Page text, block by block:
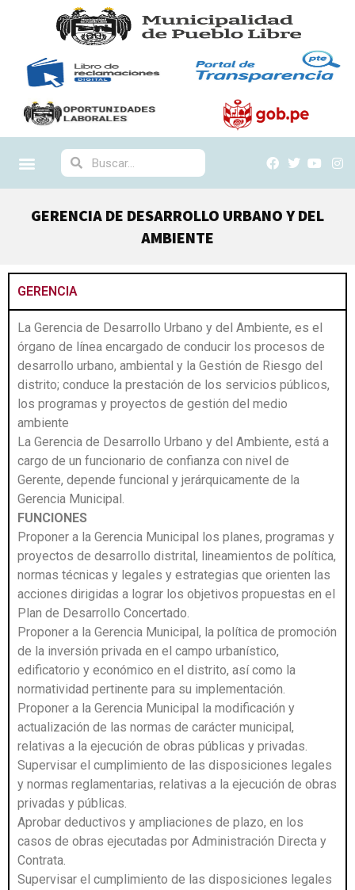
GERENCIA DE DESARROLLO URBANO Y DEL
AMBIENTE
GERENCIA
La Gerencia de Desarrollo Urbano y del Ambiente, es el
órgano de línea encargado de conducir los procesos de
desarrollo urbano, ambiental y la Gestión de Riesgo del
distrito; conduce la prestación de los servicios públicos,
los programas y proyectos de gestión del medio
ambiente
La Gerencia de Desarrollo Urbano y del Ambiente, está a
cargo de un funcionario de confianza con nivel de
Gerente, depende funcional y jerárquicamente de la
Gerencia Municipal.
FUNCIONES
Proponer a la Gerencia Municipal los planes, programas y
proyectos de desarrollo distrital, lineamientos de política,
normas técnicas y legales y estrategias que orienten las
acciones dirigidas a lograr los objetivos propuestas en el
Plan de Desarrollo Concertado.
Proponer a la Gerencia Municipal, la política de promoción
de la inversión privada en el campo urbanístico,
edificatorio y económico en el distrito, así como la
normatividad pertinente para su implementación.
Proponer a la Gerencia Municipal la modificación y
actualización de las normas de carácter municipal,
relativas a la ejecución de obras públicas y privadas.
Supervisar el cumplimiento de las disposiciones legales
y normas reglamentarias, relativas a la ejecución de obras
privadas y públicas.
Aprobar deductivos y ampliaciones de plazo, en los
casos de obras ejecutadas por Administración Directa y
Contrata.
Supervisar el cumplimiento de las disposiciones legales